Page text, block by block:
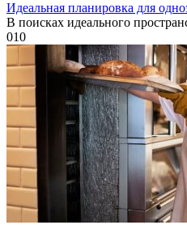
Идеальная планировка для
В поисках идеального
010